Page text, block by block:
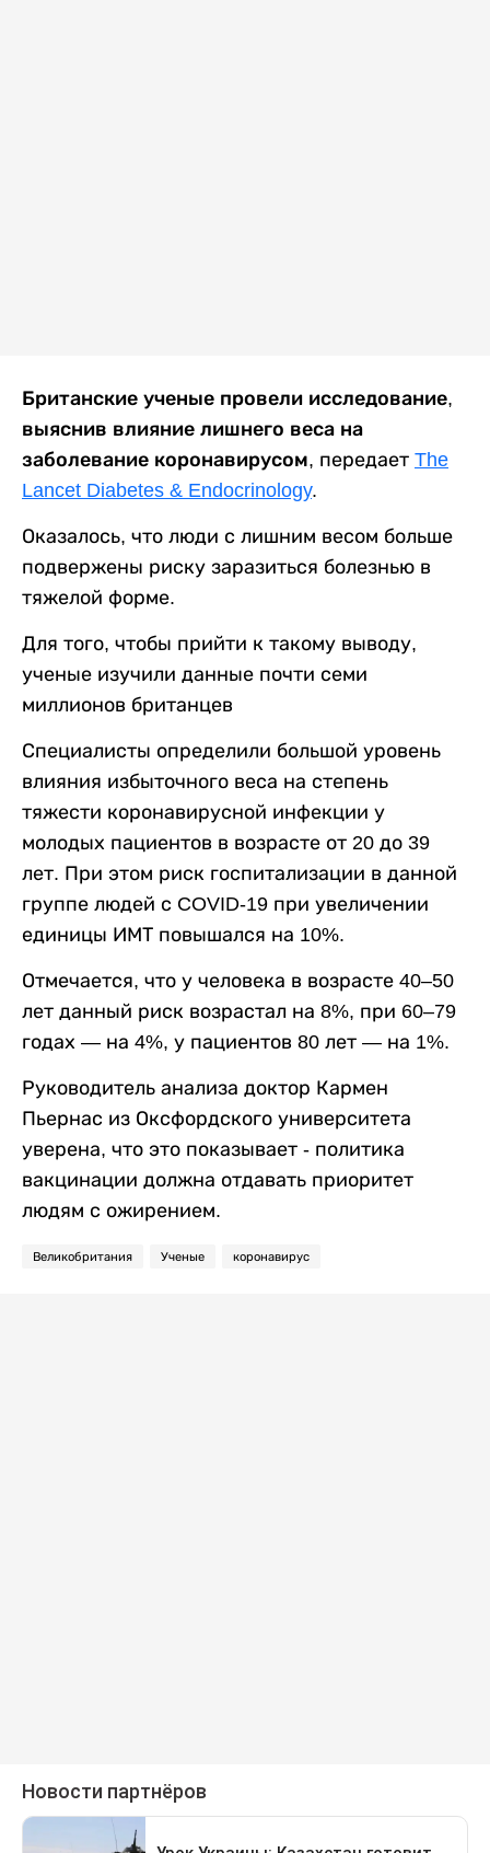
Британские ученые провели исследование,
выяснив влияние лишнего веса на
заболевание коронавирусом, передает The
Lancet Diabetes & Endocrinology.
Оказалось, что люди с лишним весом больше
подвержены риску заразиться болезнью в
тяжелой форме.
Для того, чтобы прийти к такому выводу,
ученые изучили данные почти семи
миллионов британцев
Специалисты определили большой уровень
влияния избыточного веса на степень
тяжести коронавирусной инфекции у
молодых пациентов в возрасте от 20 до 39
лет. При этом риск госпитализации в данной
группе людей с COVID-19 при увеличении
единицы ИМТ повышался на 10%.
Отмечается, что у человека в возрасте 40–50
лет данный риск возрастал на 8%, при 60–79
годах — на 4%, у пациентов 80 лет — на 1%.
Руководитель анализа доктор Кармен
Пьернас из Оксфордского университета
уверена, что это показывает - политика
вакцинации должна отдавать приоритет
людям с ожирением.
Великобритания Ученые коронавирус